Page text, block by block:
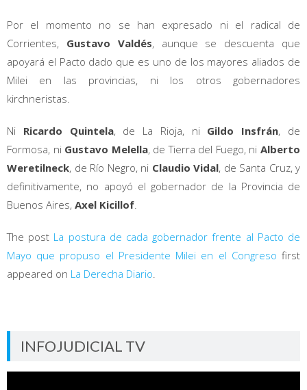
Por el momento no se han expresado ni el radical de
Corrientes, Gustavo Valdés, aunque se descuenta que
apoyará el Pacto dado que es uno de los mayores aliados de
Milei en las provincias, ni los otros gobernadores
kirchneristas.
Ni Ricardo Quintela, de La Rioja, ni Gildo Insfrán, de
Formosa, ni Gustavo Melella, de Tierra del Fuego, niAlberto
Weretilneck, de Río Negro, ni Claudio Vidal, de Santa Cruz, y
definitivamente, no apoyó el gobernador de la Provincia de
Buenos Aires, Axel Kicillof
The post La postura de cada gobernador frente al Pacto de
Mayo que propuso el Presidente Milei en el Congreso first
appeared on La Derecha Diario
INFOJUDICIAL TV